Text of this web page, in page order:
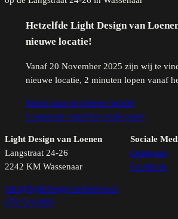
Hetzelfde Light Design van
nieuwe locatie!
Vanaf 20 November 2025 zijn wij te
nieuwe locatie, 2 minuten lopen vanaf
Route naar de nieuwe locatie
Looproute vanaf het oude pand
Light Design van Loenen
Langstraat 24-26
2242 KM Wassenaar
info@lightdesignvanloenen.nl
070 5111898
Sociale
Instagram
Facebook